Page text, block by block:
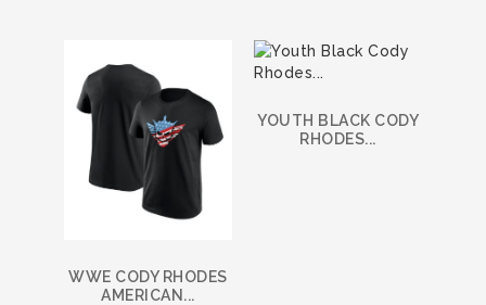
WWE CODY RHODES
AMERICAN...
YOUTH BLACK CODY
RHODES...